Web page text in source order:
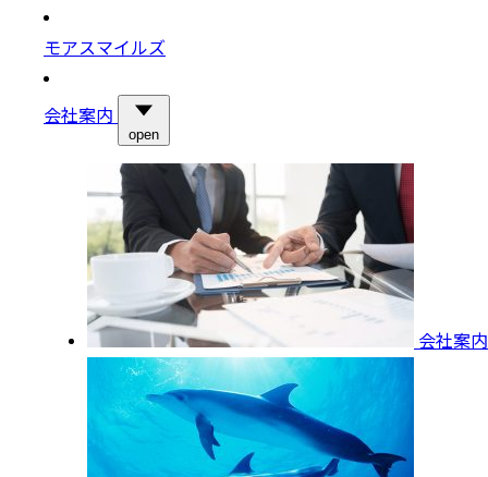
モアスマイルズ
会社案内
open
会社案内